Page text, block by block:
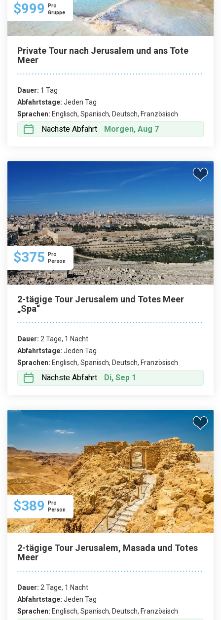
$999
Pro
Gruppe
Private Tour nach Jerusalem und ans Tote
Meer
Dauer: 1 Tag
Abfahrtstage: Jeden Tag
Sprachen: Englisch, Spanisch, Deutsch, Französisch
Nächste Abfahrt Morgen, Aug 7
$375
Pro
Person
2-tägige Tour Jerusalem und Totes Meer
„Spa“
Dauer: 2 Tage, 1 Nacht
Abfahrtstage: Jeden Tag
Sprachen: Englisch, Spanisch, Deutsch, Französisch
Nächste Abfahrt Di, Sep 1
$389
Pro
Person
2-tägige Tour Jerusalem, Masada und Totes
Meer
Dauer: 2 Tage, 1 Nacht
Abfahrtstage: Jeden Tag
Sprachen: Englisch, Spanisch, Deutsch, Französisch